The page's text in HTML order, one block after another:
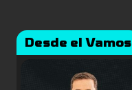
Desde el Vamos